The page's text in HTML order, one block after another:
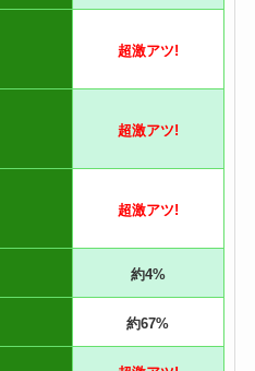
超激アツ!
超激アツ!
超激アツ!
約4%
約67%